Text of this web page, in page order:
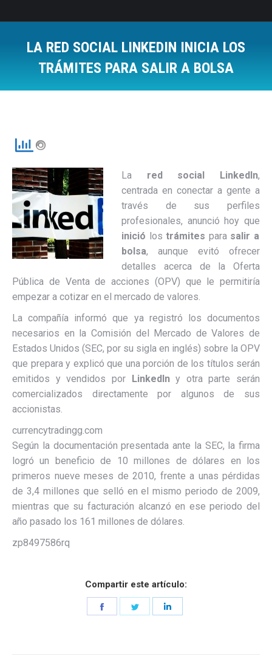
LA RED SOCIAL LINKEDIN INICIA LOS
TRÁMITES PARA SALIR A BOLSA
La red social LinkedIn,
centrada en conectar a gente a
través de sus perfiles
profesionales, anunció hoy que
inició los trámites para salir a
bolsa, aunque evitó ofrecer
detalles acerca de la Oferta
Pública de Venta de acciones (OPV) que le permitiría
empezar a cotizar en el mercado de valores.
La compañía informó que ya registró los documentos
necesarios en la Comisión del Mercado de Valores de
Estados Unidos (SEC, por su sigla en inglés) sobre la OPV
que prepara y explicó que una porción de los títulos serán
emitidos y vendidos por LinkedIny otra parte serán
comercializados directamente por algunos de sus
accionistas.
currencytradingg.com
Según la documentación presentada ante la SEC, la firma
logró un beneficio de 10 millones de dólares en los
primeros nueve meses de 2010, frente a unas pérdidas
de 3,4 millones que selló en el mismo periodo de 2009,
mientras que su facturación alcanzó en ese periodo del
año pasado los 161 millones de dólares.
zp8497586rq
Compartir este artículo:
Share